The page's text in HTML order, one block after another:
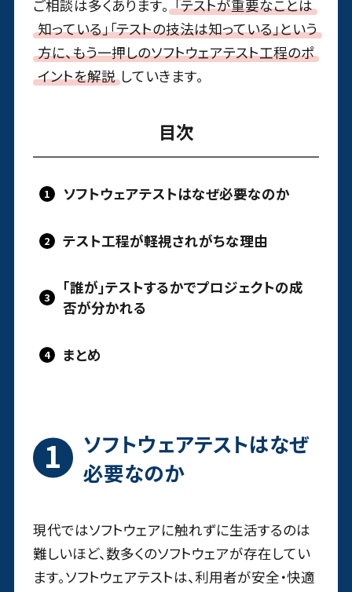
ご相談は多くあります。 「テストが重要なことは
知っている」「テストの技法は知っている」という
方に、もう一押しのソフトウェアテスト工程のポ
イントを解説 していきます。
目次
ソフトウェアテストはなぜ必要なのか
テスト工程が軽視されがちな理由
「誰が」テストするかでプロジェクトの成
否が分かれる
まとめ
ソフトウェアテストはなぜ
必要なのか
現代ではソフトウェアに触れずに生活するのは
難しいほど、数多くのソフトウェアが存在してい
ます。ソフトウェアテストは、利用者が安全・快適